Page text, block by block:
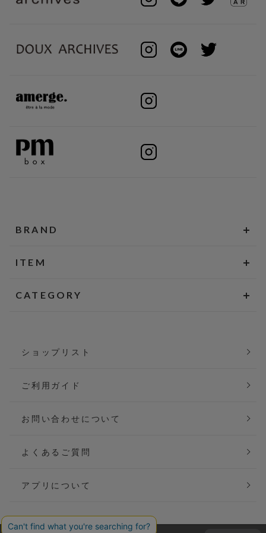
BRAND
ITEM
CATEGORY
ショップリスト
ご利用ガイド
お問い合わせについて
よくあるご質問
アプリについて